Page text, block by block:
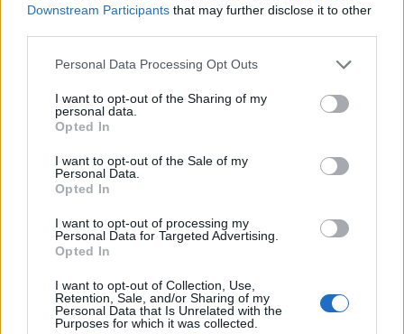
Downstream Participants that may further disclose it to other
Please note that this website/app uses one or more Google
not limited to your visit or usage behaviour. You may click to
grant or deny consent to Google and its third-party tags to
use your data for below specified purposes in below Google
consent section.
Personal Data Processing Opt Outs
I want to opt-out of the Sharing of my
personal data.
Opted In
I want to opt-out of the Sale of my
Personal Data.
Opted In
I want to opt-out of processing my
Personal Data for Targeted Advertising.
Opted In
I want to opt-out of Collection, Use,
Retention, Sale, and/or Sharing of my
Personal Data that Is Unrelated with the
Purposes for which it was collected.